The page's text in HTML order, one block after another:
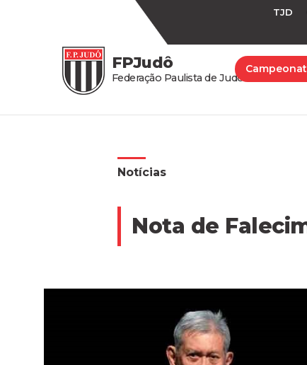
TJD
FPJudô
Federação Paulista de Judô
Notícias
Nota de